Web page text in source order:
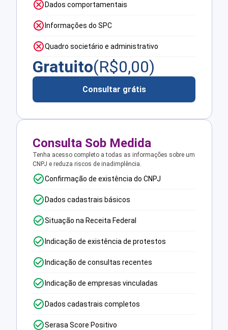
Dados comportamentais
Informações do SPC
Quadro societário e administrativo
Gratuito(R$0,00)
Consultar grátis
Consulta Sob Medida
Tenha acesso completo a todas as informações sobre um
CNPJ e reduza riscos de inadimplência.
Confirmação de existência do CNPJ
Dados cadastrais básicos
Situação na Receita Federal
Indicação de existência de protestos
Indicação de consultas recentes
Indicação de empresas vinculadas
Dados cadastrais completos
Serasa Score Positivo